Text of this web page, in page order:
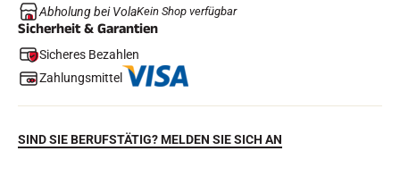
Abholung bei VolaKein Shop verfügbar
Sicherheit & Garantien
Sicheres Bezahlen
Zahlungsmittel
SIND SIE BERUFSTÄTIG? MELDEN SIE SICH AN